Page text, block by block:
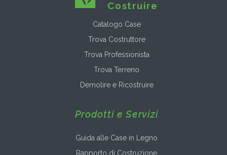
Costruire
Catalogo Case
Trova Costruttore
Trova Professionista
Trova Terreno
Demolire e Ricostruire
Prodotti e Servizi
Guida alle Case in Legno
Rapporto di Costruzione